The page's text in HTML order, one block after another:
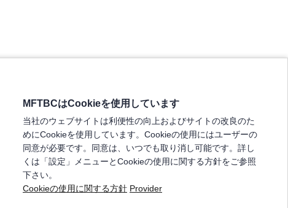
MFTBCはCookieを使用しています
当社のウェブサイトは利便性の向上およびサイトの改良のた
めにCookieを使用しています。Cookieの使用にはユーザーの
同意が必要です。同意は、いつでも取り消し可能です。詳し
くは「設定」メニューとCookieの使用に関する方針をご参照
下さい。
Cookieの使用に関する方針 Provider